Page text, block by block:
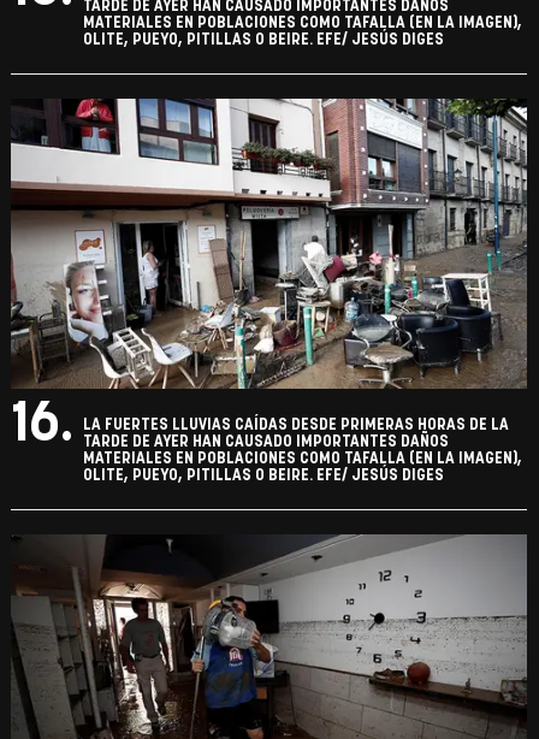
TARDE DE AYER HAN CAUSADO IMPORTANTES DAÑOS
MATERIALES EN POBLACIONES COMO TAFALLA (EN LA IMAGEN),
OLITE, PUEYO, PITILLAS O BEIRE. EFE/ JESÚS DIGES
16.
LA FUERTES LLUVIAS CAÍDAS DESDE PRIMERAS HORAS DE LA
TARDE DE AYER HAN CAUSADO IMPORTANTES DAÑOS
MATERIALES EN POBLACIONES COMO TAFALLA (EN LA IMAGEN),
OLITE, PUEYO, PITILLAS O BEIRE. EFE/ JESÚS DIGES